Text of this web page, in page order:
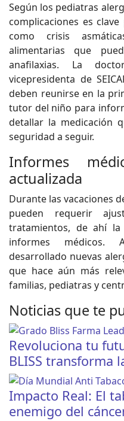
Según los pediatras
complicaciones es
como crisis
alimentarias que
anafilaxias. La
vicepresidenta de
deben reunirse en la
tutor del niño para
detallar la medicación
seguridad a seguir.
Informes
actualizada
Durante las vacaciones
pueden requerir
tratamientos, de ahí
informes médicos.
desarrollado nuevas
que hace aún más
familias, pediatras y
Noticias que te
Revoluciona tu
BLISS transforma
Impacto Real: El
enemigo del